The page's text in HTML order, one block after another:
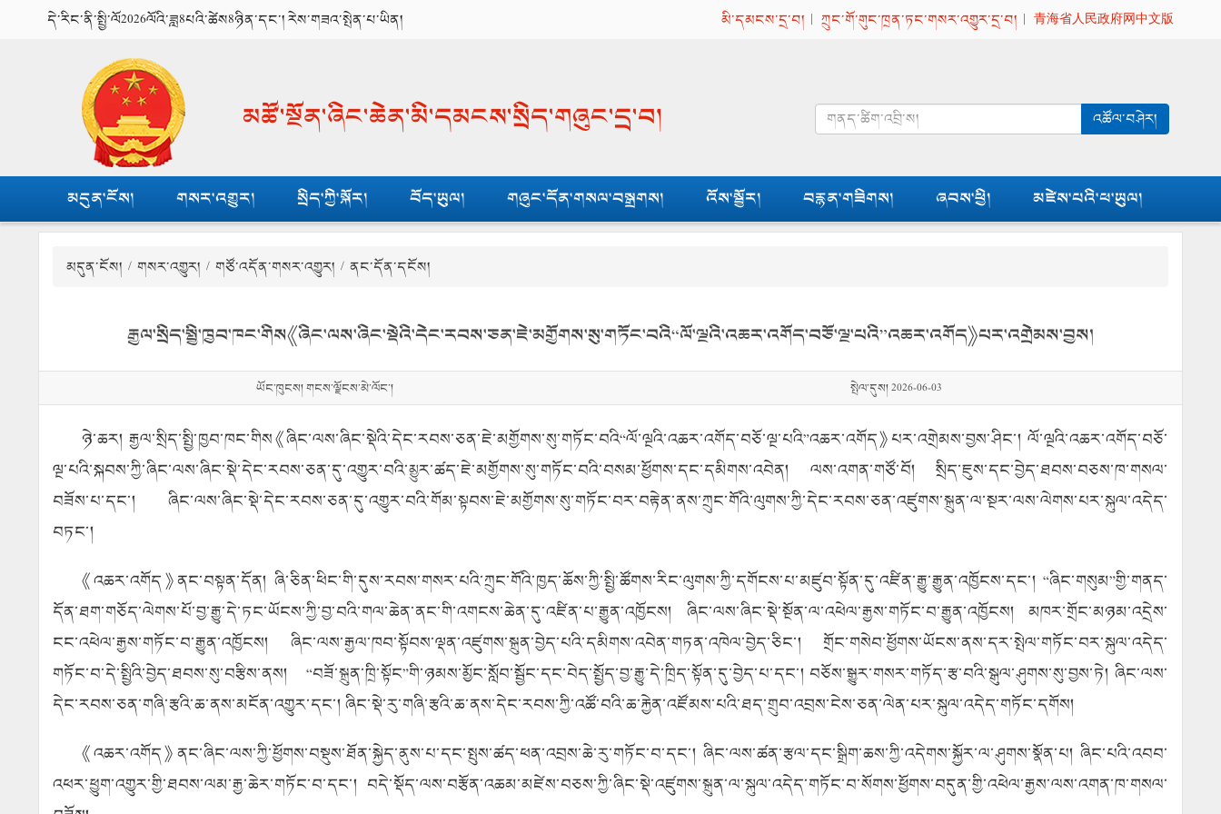
དེ་རིང་ནི་སྤྱི་ལོ2026ལོའི་ཟླ8པའི་ཚེས8ཉིན་དང་། རེས་གཟའ་སྤེན་པ་ཡིན། མི་དམངས་དྲ་བ། | ཀྲུང་གོ་གུང་ཁྲན་ཏང་གསར་འགྱུར་དྲ་བ། | 青海省人民政府网中文版
མཚོ་སྔོན་ཞིང་ཆེན་མི་དམངས་སྲིད་གཞུང་དྲ་བ། འཚོལ་བཤེར།
མདུན་ངོས། གསར་འགྱུར། སྲིད་ཀྱི་སྐོར། བོད་ཡུལ། གཞུང་དོན་གསལ་བསྒྲགས། འོས་སྦྱོར། བརྙན་གཟིགས། ཞབས་ཕྱི། མཛེས་པའི་ཕ་ཡུལ།
མདུན་ངོས། / གསར་འགྱུར། / གཙོ་འདོན་གསར་འགྱུར། / ནང་དོན་དངོས།
རྒྱལ་སྲིད་སྤྱི་ཁྱབ་ཁང་གིས《ཞིང་ལས་ཞིང་སྡེའི་དེང་རབས་ཅན་ཇེ་མགྱོགས་སུ་གཏོང་བའི“ལོ་ལྔའི་འཆར་འགོད་བཅོ་ལྔ་པའི”འཆར་འགོད》པར་འགྲེམས་བྱས།
ཡོང་ཁུངས། གངས་ལྗོངས་མེ་ལོང་། སྤེལ་དུས། 2026-06-03
ཉེ་ཆར། རྒྱལ་སྲིད་སྤྱི་ཁྱབ་ཁང་གིས《ཞིང་ལས་ཞིང་སྡེའི་དེང་རབས་ཅན་ཇེ་མགྱོགས་སུ་གཏོང་བའི“ལོ་ལྔའི་འཆར་འགོད་བཅོ་ལྔ་པའི”འཆར་འགོད》པར་འགྲེམས་བྱས་ཤིང་། ལོ་ལྔའི་འཆར་འགོད་བཅོ་
ལྔ་པའི་སྐབས་ཀྱི་ཞིང་ལས་ཞིང་སྡེ་དེང་རབས་ཅན་དུ་འགྱུར་བའི་མྱུར་ཚད་ཇེ་མགྱོགས་སུ་གཏོང་བའི་བསམ་ཕྱོགས་དང་དམིགས་འབེན། ལས་འགན་གཙོ་བོ། སྲིད་ཇུས་དང་བྱེད་ཐབས་བཅས་ཁ་གསལ་
བཟོས་པ་དང་། ཞིང་ལས་ཞིང་སྡེ་དེང་རབས་ཅན་དུ་འགྱུར་བའི་གོམ་སྟབས་ཇེ་མགྱོགས་སུ་གཏོང་བར་བརྟེན་ནས་ཀྲུང་གོའི་ལུགས་ཀྱི་དེང་རབས་ཅན་འཛུགས་སྐྲུན་ལ་སྔར་ལས་ལེགས་པར་སྐུལ་འདེད་
བཏང་།
《འཆར་འགོད》ནང་བསྟན་དོན། ཞི་ཅིན་ཕིང་གི་དུས་རབས་གསར་པའི་ཀྲུང་གོའི་ཁྱད་ཆོས་ཀྱི་སྤྱི་ཚོགས་རིང་ལུགས་ཀྱི་དགོངས་པ་མཛུབ་སྟོན་དུ་འཛིན་རྒྱུ་རྒྱུན་འཁྱོངས་དང་། “ཞིང་གསུམ”གྱི་གནད་
དོན་ཐག་གཅོད་ལེགས་པོ་བྱ་རྒྱུ་དེ་ཏང་ཡོངས་ཀྱི་བྱ་བའི་གལ་ཆེན་ནང་གི་འགངས་ཆེན་དུ་འཛིན་པ་རྒྱུན་འཁྱོངས། ཞིང་ལས་ཞིང་སྡེ་སྔོན་ལ་འཕེལ་རྒྱས་གཏོང་བ་རྒྱུན་འཁྱོངས། མཁར་གྲོང་མཉམ་འདྲེས་
ངང་འཕེལ་རྒྱས་གཏོང་བ་རྒྱུན་འཁྱོངས། ཞིང་ལས་རྒྱལ་ཁབ་སྟོབས་ལྡན་འཛུགས་སྐྲུན་བྱེད་པའི་དམིགས་འབེན་གཏན་འཁེལ་བྱེད་ཅིང་། གྲོང་གསེབ་ཕྱོགས་ཡོངས་ནས་དར་སྤེལ་གཏོང་བར་སྐུལ་འདེད་
གཏོང་བ་དེ་སྤྱིའི་བྱེད་ཐབས་སུ་བརྩིས་ནས། “བཟོ་སྐྲུན་ཁྲི་སྟོང”གི་ཉམས་མྱོང་སློབ་སྦྱོང་དང་བེད་སྤྱོད་བྱ་རྒྱུ་དེ་ཁྲིད་སྟོན་དུ་བྱེད་པ་དང་། བཅོས་སྒྱུར་གསར་གཏོད་རྩ་བའི་སྒུལ་ཤུགས་སུ་བྱས་ཏེ། ཞིང་ལས་
དེང་རབས་ཅན་གཞི་རྩའི་ཆ་ནས་མངོན་འགྱུར་དང་། ཞིང་སྡེ་རུ་གཞི་རྩའི་ཆ་ནས་དེང་རབས་ཀྱི་འཚོ་བའི་ཆ་རྐྱེན་འཛོམས་པའི་ཐད་གྲུབ་འབྲས་ངེས་ཅན་ལེན་པར་སྐུལ་འདེད་གཏོང་དགོས།
《འཆར་འགོད》ནང་ཞིང་ལས་ཀྱི་ཕྱོགས་བསྡུས་ཐོན་སྐྱེད་ནུས་པ་དང་སྤུས་ཚད་ཕན་འབྲས་ཆེ་རུ་གཏོང་བ་དང་། ཞིང་ལས་ཚན་རྩལ་དང་སྒྲིག་ཆས་ཀྱི་འདེགས་སྐྱོར་ལ་ཤུགས་སྣོན་པ། ཞིང་པའི་འབབ་
འཕར་ཕྱུག་འགྱུར་གྱི་ཐབས་ལམ་རྒྱ་ཆེར་གཏོང་བ་དང་། བདེ་སྡོད་ལས་བརྩོན་འཆམ་མཛེས་བཅས་ཀྱི་ཞིང་སྡེ་འཛུགས་སྐྲུན་ལ་སྐུལ་འདེད་གཏོང་བ་སོགས་ཕྱོགས་བདུན་གྱི་འཕེལ་རྒྱས་ལས་འགན་ཁ་གསལ་